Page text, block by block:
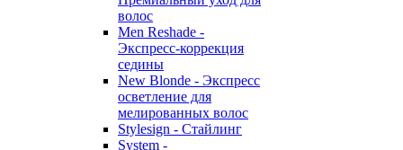
волос
Men Reshade -
Экспресс-коррекция
седины
New Blonde - Экспресс
осветление для
мелированных волос
Stylesign - Стайлинг
System -